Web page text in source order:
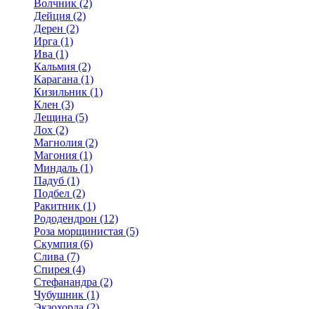
Волчник (2)
Дейция (2)
Дерен (2)
Ирга (1)
Ива (1)
Кальмия (2)
Карагана (1)
Кизильник (1)
Клен (3)
Лещина (5)
Лох (2)
Магнолия (2)
Магония (1)
Миндаль (1)
Падуб (1)
Подбел (2)
Ракитник (1)
Рододендрон (12)
Роза морщинистая (5)
Скумпия (6)
Слива (7)
Спирея (4)
Стефанандра (2)
Чубушник (1)